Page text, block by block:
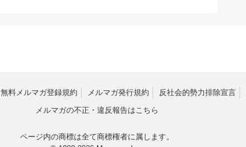
無料メルマガ登録規約 メルマガ発行規約 反社会的勢力排除宣言
メルマガの不正・違反報告はこちら
ページ内の商標は全て商標権者に属します。